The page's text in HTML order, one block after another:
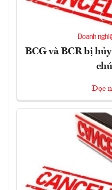
Doanh
BCG và BCR bị
Đọc